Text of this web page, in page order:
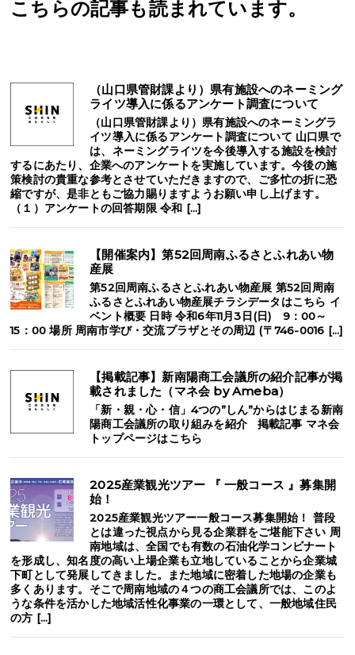
こちらの記事も読まれています。
（山口県管財課より）県有施設へのネーミング
ライツ導入に係るアンケート調査について
（山口県管財課より）県有施設へのネーミングラ
イツ導入に係るアンケート調査について 山口県で
は、ネーミングライツを今後導入する施設を検討
するにあたり、企業へのアンケートを実施しています。今後の施
策検討の貴重な参考とさせていただきますので、ご多忙の折に恐
縮ですが、是非ともご協力賜りますようお願い申し上げます。
（１）アンケートの回答期限 令和 […]
【開催案内】第52回周南ふるさとふれあい物
産展
第52回周南ふるさとふれあい物産展 第52回周南
ふるさとふれあい物産展チラシデータはこちら イ
ベント概要 日時 令和6年11月3日(日) 9：00～
15：00 場所 周南市学び・交流プラザとその周辺 (〒746-0016 […]
【掲載記事】新南陽商工会議所の紹介記事が掲
載されました（マネ会 by Ameba）
「新・親・心・信」4つの”しん”からはじまる新南
陽商工会議所の取り組みを紹介 掲載記事 マネ会
トップページはこちら
2025産業観光ツアー 『 一般コース 』募集開
始！
2025産業観光ツアー一般コース募集開始！ 普段
とは違った視点から見る企業群をご堪能下さい 周
南地域は、全国でも有数の石油化学コンビナート
を形成し、知名度の高い上場企業も立地していることから企業城
下町として発展してきました。また地域に密着した地場の企業も
多くあります。そこで周南地域の４つの商工会議所では、このよ
うな条件を活かした地域活性化事業の一環として、一般地域住民
の方 […]